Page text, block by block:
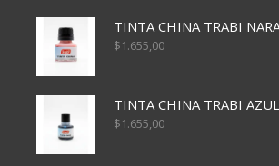
TINTA CHINA TRABI
$1.655,00
TINTA CHINA TRABI
$1.655,00